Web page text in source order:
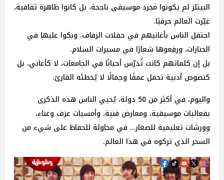
البيتلز لم يكونوا مجرد موسيقى ناجحة، بل كانوا ظاهرة ثقافية،
غيّرت العالم حرفيًا.
احتفل الناس بأغانيهم في حفلات الزفاف، وبكوا عليها في
الجنازات، ورفعوها شعارًا في مسيرات السلام.
بل إن كلماتهم كانت تُدرّس أحيانًا في الجامعات، لا كأغاني، بل
كنصوص أدبية تحمل عمقًا وجمالًا لا يُخطئه القارئ.
واليوم، في أكثر من 50 دولة، يُحيي الناس هذه الذكرى
بفعاليات موسيقية، ومعارض فنية، وأمسيات عزف وغناء،
وورشات تعليمية للصغار… في محاولة للحفاظ على شيء من
السحر الذي تركوه في هذا العالم.